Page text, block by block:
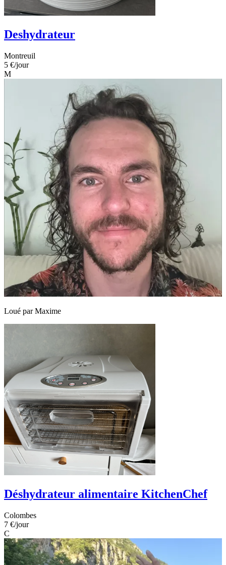
Deshydrateur
Montreuil
5 €/jour
M
Loué parMaxime
Déshydrateur alimentaire KitchenChef
Colombes
7 €/jour
C